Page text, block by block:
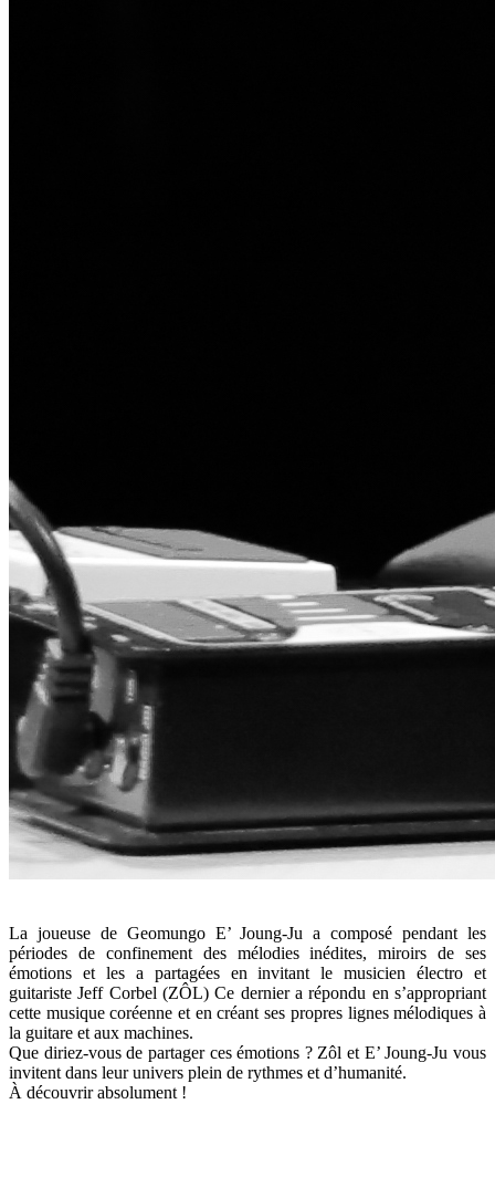
La joueuse de Geomungo E’ Joung-Ju a composé pendant les
périodes de confinement des mélodies inédites, miroirs de ses
émotions et les a partagées en invitant le musicien électro et
guitariste Jeff Corbel (ZÔL) Ce dernier a répondu en s’appropriant
cette musique coréenne et en créant ses propres lignes mélodiques à
la guitare et aux machines.
Que diriez-vous de partager ces émotions ? Zôl et E’ Joung-Ju vous
invitent dans leur univers plein de rythmes et d’humanité.
À découvrir absolument !